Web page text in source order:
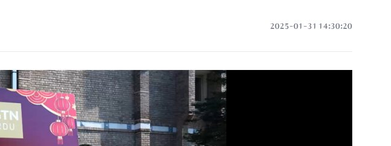
14:30:20 2025-01-31